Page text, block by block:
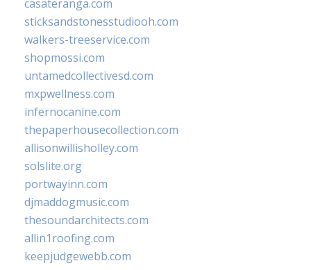
casateranga.com
sticksandstonesstudiooh.com
walkers-treeservice.com
shopmossi.com
untamedcollectivesd.com
mxpwellness.com
infernocanine.com
thepaperhousecollection.com
allisonwillisholley.com
solslite.org
portwayinn.com
djmaddogmusic.com
thesoundarchitects.com
allin1roofing.com
keepjudgewebb.com